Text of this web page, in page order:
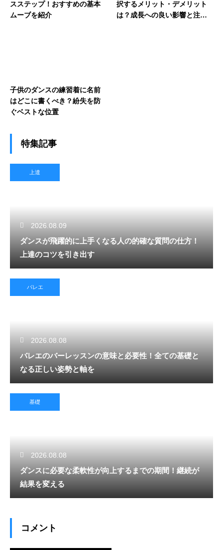
スステップ！おすすめの基本
ムーブを紹介
択するメリット・デメリット
は？成長への良い影響と注意
子供のダンスの練習着に名前
はどこに書くべき？紛失を防
ぐベストな位置
特集記事
上達
2026.08.09
ダンスが飛躍的に上手くなる人の的確な質問の仕方！
上達のコツを引き出す
バレエ
2026.08.08
バレエのバーレッスンの意味と必要性！全ての基礎と
なる正しい姿勢と軸を
基礎
2026.08.08
ダンスに必要な柔軟性が向上するまでの期間！継続が
結果を変える
コメント